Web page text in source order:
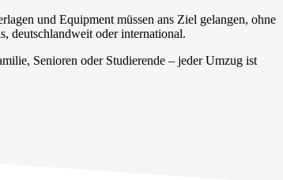
und Equipment müssen ans Ziel gelangen, ohne
deutschlandweit oder international.
Senioren oder Studierende – jeder Umzug ist